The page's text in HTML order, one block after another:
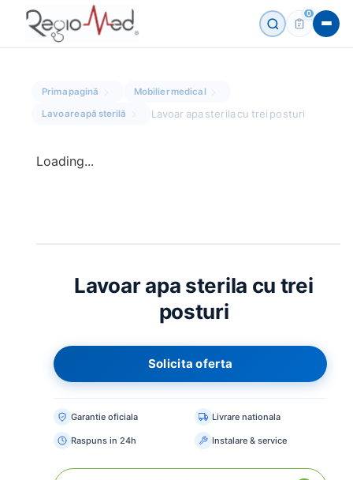
0
CERERE MARE ACUM
Paturi medicale Paturi ATI Tărgi transport
Prima pagină
Mobilier medical
Lavoare apă sterilă
Lavoar apa sterila cu trei posturi
Loading...
Lavoar apa sterila cu trei
posturi
Solicita oferta
Garantie oficiala Livrare nationala
Raspuns in 24h Instalare & service